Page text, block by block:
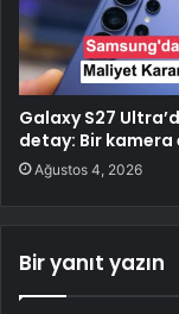
Galaxy S27
detay: Bir kamera
Ağustos 4, 2026
Bir yanıt yazın